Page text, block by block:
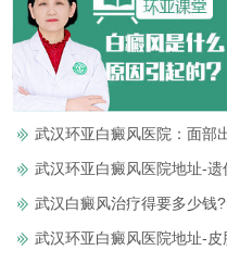
武汉环亚白癜风医院：面部
武汉环亚白癜风医院地址-遗
武汉白癜风治疗得要多少钱
武汉环亚白癜风医院地址-